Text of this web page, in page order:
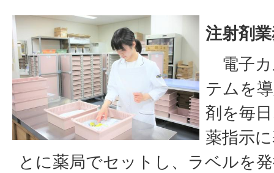
注射剤
電子カ
テムを
剤を毎
薬指示
とに薬局でセットし、ラベルを